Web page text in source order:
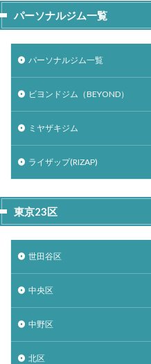
パーソナルジム一覧
パーソナルジム一覧
ビヨンドジム（BEYOND）
ミヤザキジム
ライザップ(RIZAP)
東京23区
世田谷区
中央区
中野区
北区